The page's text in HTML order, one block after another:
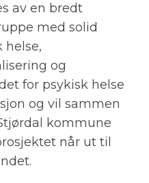
av en bredt
med solid
helse,
og
for psykisk helse
og vil sammen
kommune
når ut til